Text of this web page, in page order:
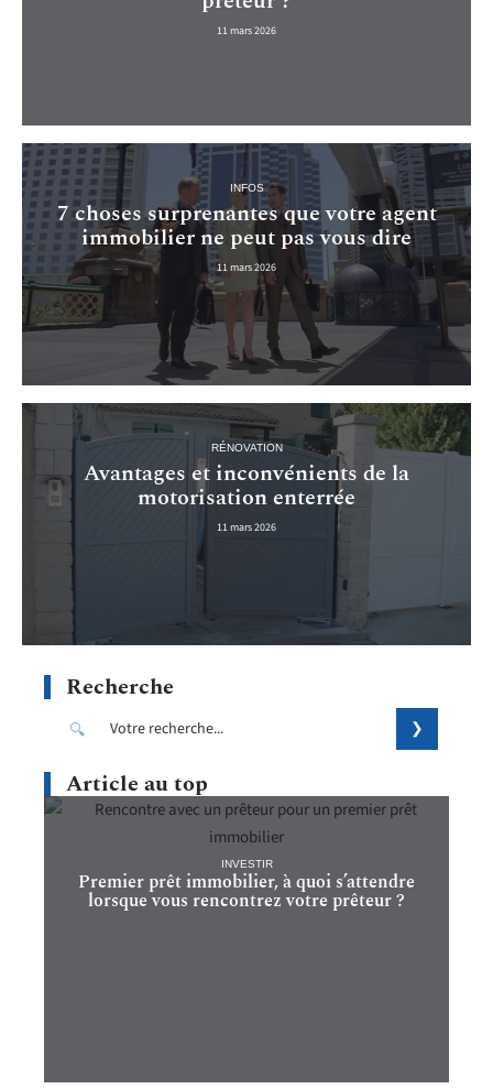
11 mars 2026
INFOS
7 choses surprenantes que votre agent
immobilier ne peut pas vous dire
11 mars 2026
RÉNOVATION
Avantages et inconvénients de la
motorisation enterrée
11 mars 2026
Recherche
Article au top
INVESTIR
Premier prêt immobilier, à quoi s’attendre
lorsque vous rencontrez votre prêteur ?